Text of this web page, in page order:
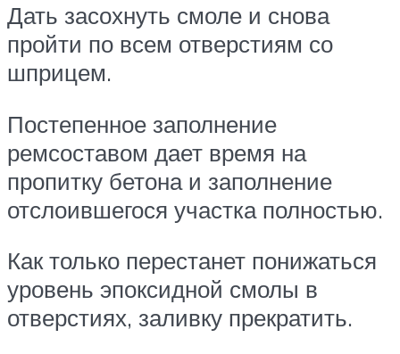
Дать засохнуть смоле и снова
пройти по всем отверстиям со
шприцем.
Постепенное заполнение
ремсоставом дает время на
пропитку бетона и заполнение
отслоившегося участка полностью.
Как только перестанет понижаться
уровень эпоксидной смолы в
отверстиях, заливку прекратить.